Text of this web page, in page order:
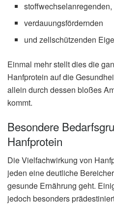
stoffwechselanregenden,
verdauungsfördernden
und zellschützenden
Einmal mehr stellt dies die
Hanfprotein auf die
allein durch dessen bloßes
kommt.
Besondere
Hanfprotein
Die Vielfachwirkung von
jeden eine deutliche
gesunde Ernährung geht.
jedoch besonders